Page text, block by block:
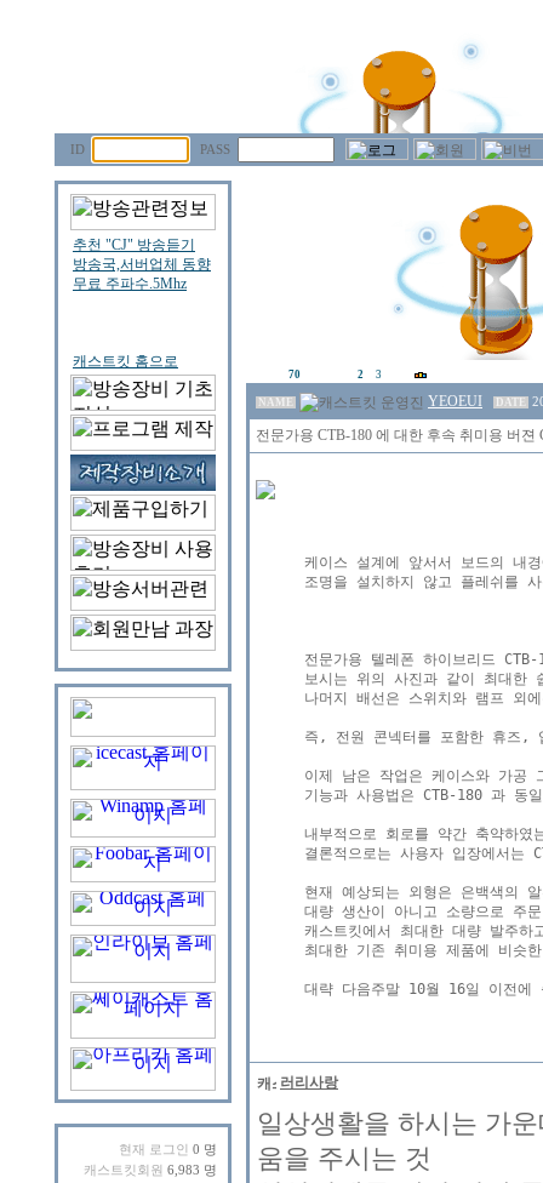
ID PASS
현재 로그인 0 명
캐스트킷회원 6,983 명
70 2 3
NAME YEOEUI DATE
전문가용 CTB-180 에 대한 후속 취미용 버
케이스 설계에 앞서서 보드의 내
조명을 설치하지 않고 플레쉬를
전문가용 텔레폰 하이브리드
보시는 위의 사진과 같이 최대한
나머지 배선은 스위치와 램프 외
즉, 전원 콘넥터를 포함한 휴즈,
이제 남은 작업은 케이스와 가공
기능과 사용법은 CTB-180 과 동
내부적으로 회로를 약간 축약하
결론적으로는 사용자 입장에서는
현재 예상되는 외형은 은백색의
대량 생산이 아니고 소량으로 주
캐스트킷에서 최대한 대량 발주하
최대한 기존 취미용 제품에 비슷
러리사랑
일상생활을 하시는 가
움을 주시는 것